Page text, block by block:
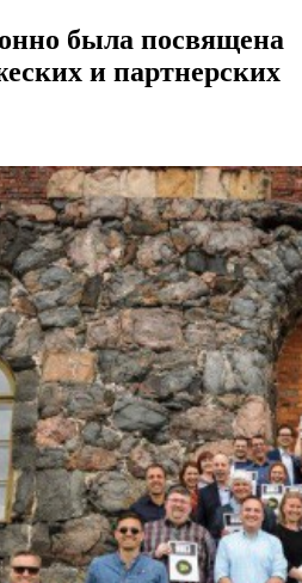
была посвящена
и партнерских